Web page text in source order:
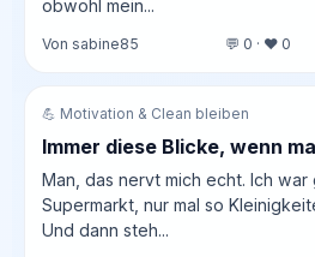
obwohl mein...
Von sabine85 💬 0 · ❤️ 0
💪 Motivation & Clean bleiben
Immer diese Blicke, wenn
Man, das nervt mich echt. Ich war
Supermarkt, nur mal so
Und dann steh...